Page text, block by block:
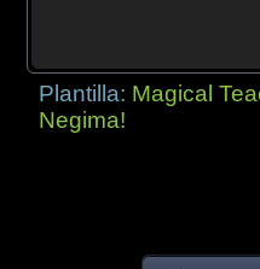
Plantilla: Magical
Negima!